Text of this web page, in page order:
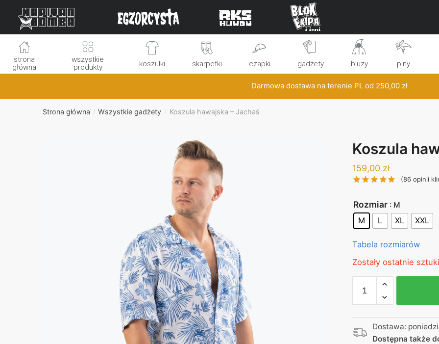
navigation
content
strona
główna
wszystkie
produkty
koszulki skarpetki czapki gadżety bluzy piny
Darmowa dostawa na terenie PL od 250,00 zł
Strona główna / Wszystkie gadżety / Koszula hawajska – Jachaś
Koszula
159,00 zł
(86 opinii
Rozmiar : M
M L XL XXL
Tabela rozmiarów
Zostały ostatnie
Koszula
hawajska
–
JachaśDostawa:
Dostępna także